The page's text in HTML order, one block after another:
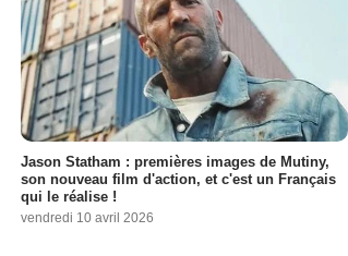
Jason Statham : premières images de Mutiny,
son nouveau film d'action, et c'est un Français
qui le réalise !
vendredi 10 avril 2026